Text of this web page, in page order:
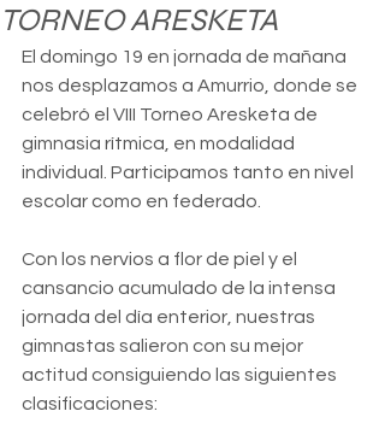
TORNEO ARESKETA
El domingo 19 en jornada de mañana
nos desplazamos a Amurrio, donde se
celebró el VIII Torneo Aresketa de
gimnasia rítmica, en modalidad
individual. Participamos tanto en nivel
escolar como en federado.
Con los nervios a flor de piel y el
cansancio acumulado de la intensa
jornada del día enterior, nuestras
gimnastas salieron con su mejor
actitud consiguiendo las siguientes
clasificaciones: